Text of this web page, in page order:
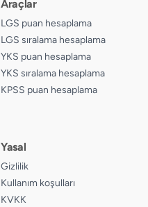
Araçlar
LGS puan hesaplama
LGS sıralama hesaplama
YKS puan hesaplama
YKS sıralama hesaplama
KPSS puan hesaplama
Yasal
Gizlilik
Kullanım koşulları
KVKK